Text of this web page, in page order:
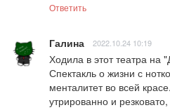
Ответить
Галина 2022.10.24 10:19
Ходила в этот театра на
Спектакль о жизни с
менталитет во всей
утрированно и